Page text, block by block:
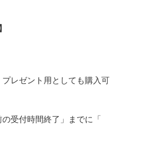
レゼント用としても購入可
受付時間終了」までに「